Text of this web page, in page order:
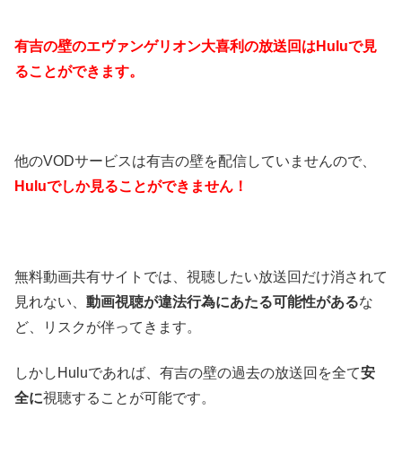
有吉の壁のエヴァンゲリオン大喜利の放送回はHuluで見
ることができます。
他のVODサービスは有吉の壁を配信していませんので、
Huluでしか見ることができません！
無料動画共有サイトでは、視聴したい放送回だけ消されて
見れない、 動画視聴が違法行為にあたる可能性があるな
ど、リスクが伴ってきます。
しかしHuluであれば、有吉の壁の過去の放送回を全て安
全に視聴することが可能です。